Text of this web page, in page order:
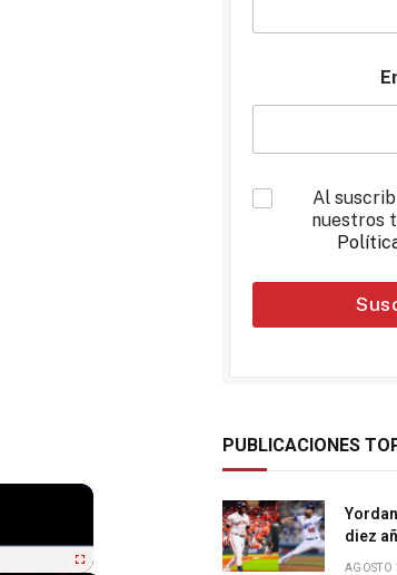
×
*
Al
nuestros
PUBLICACIONES
diez
AGOSTO